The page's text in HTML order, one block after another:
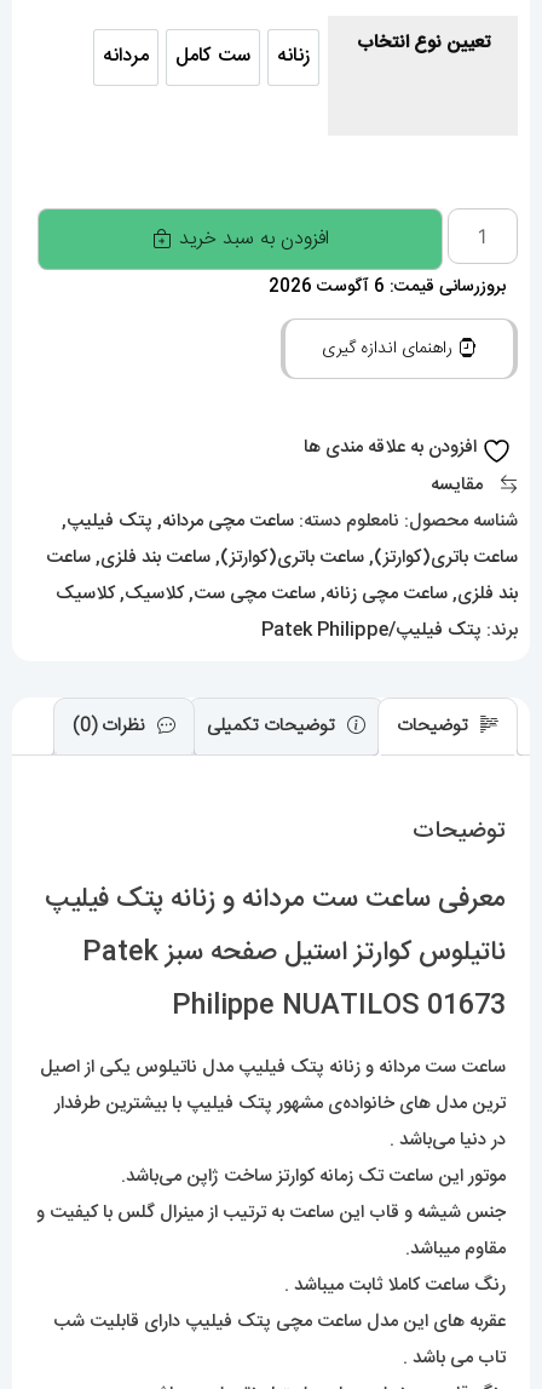
تعیین نوع انتخاب زنانه ست کامل
ست کامل مردانه
ساعت
ست
مردانه
و
زنانه
فیلیپ
ناتیلوس
کوارتز
استیل
صفحه
سبز
Philippe
NUATILOS
افزودن به سبد خرید
بروزرسانی قیمت: 6 آگوست 2026
راهنمای اندازه گیری
افزودن به علاقه مندی ها
مقایسه
شناسه محصول: نامعلوم دسته: ساعت مچی مردانه, پتک فیلیپ,
ساعت باتری(کوارتز),ساعت باتری(کوارتز),ساعت بند فلزی,ساعت
بند فلزی,ساعت مچی زنانه,ساعت مچی ست,کلاسیک,کلاسیک
برند: پتک فیلیپ/Patek Philippe
توضیحات توضیحات تکمیلی نظرات (0)
توضیحات
معرفی ساعت ست مردانه و زنانه پتک فیلیپ
ناتیلوس کوارتز استیل صفحه سبز Patek
Philippe NUATILOS 01673
ساعت ست مردانه و زنانه پتک فیلیپ مدل ناتیلوس یکی از اصیل
ترین مدل های خانواده‌ی مشهور پتک فیلیپ با بیشترین طرفدار
در دنیا می‌باشد .
موتور این ساعت تک زمانه کوارتز ساخت ژاپن می‌باشد.
جنس شیشه و قاب این ساعت به ترتیب از مینرال گلس با کیفیت و
مقاوم میباشد.
رنگ ساعت کاملا ثابت میباشد .
عقربه های این مدل ساعت مچی پتک فیلیپ دارای قابلیت شب
تاب می باشد .